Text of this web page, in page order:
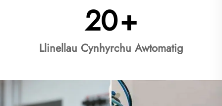
20+
Llinellau Cynhyrchu Awtomatig